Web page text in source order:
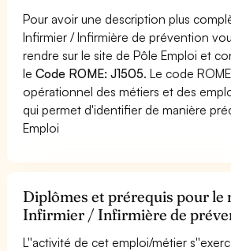
Pour avoir une description plus
Infirmier / Infirmière de prévention
rendre sur le site de Pôle Emploi et
leCode ROME: J1505. Le code
opérationnel des métiers et des
qui permet d'identifier de manière
Emploi
Diplômes et prérequis pour le
Infirmier / Infirmière de
L''activité de cet emploi/métier